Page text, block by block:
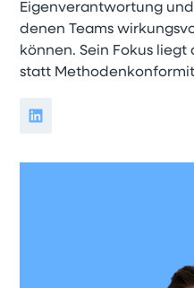
Eigenverantwortung
denen Teams
können. Sein Fokus
statt